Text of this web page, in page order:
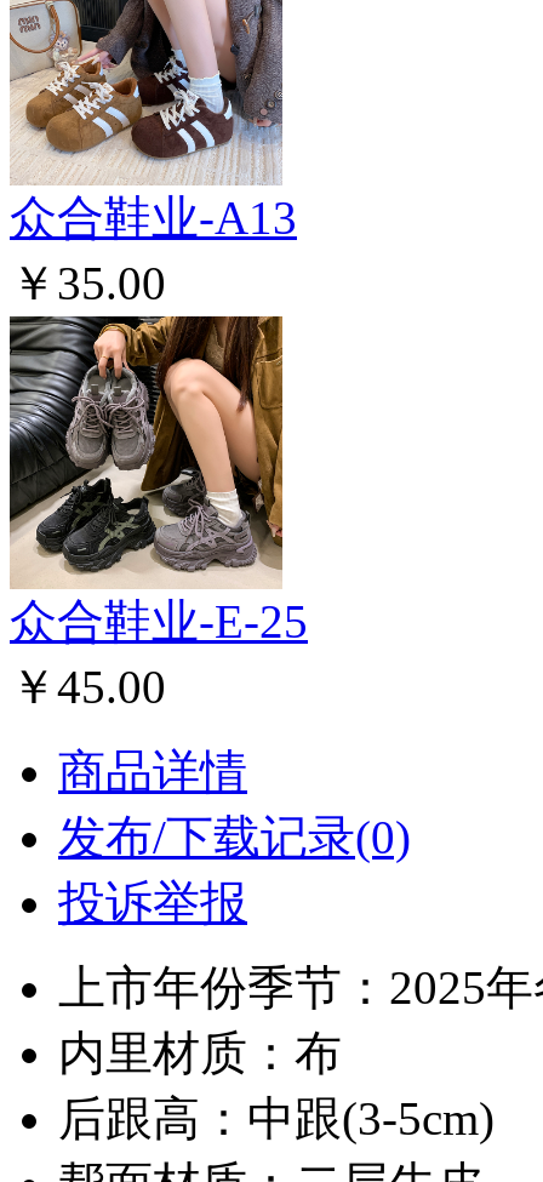
众合鞋业-A13
￥35.00
众合鞋业-E-25
￥45.00
商品详情
发布/下载记录(0)
投诉举报
上市年份季节：2025
内里材质：布
后跟高：中跟(3-5cm)